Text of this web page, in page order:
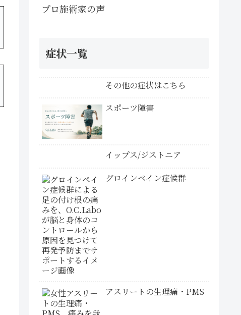
プロ施術家の声
症状一覧
その他の症状はこちら
スポーツ障害
イップス/ジストニア
グロインペイン症候群
アスリートの生理痛・PMS